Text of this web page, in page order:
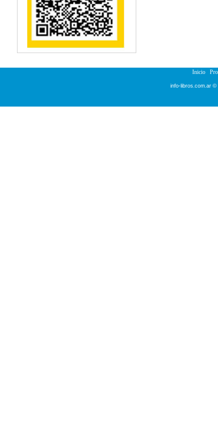
Reumatología
Salud Pública
Semiología
Terapia Ocupacional
Urología
Inicio
info-libros.com.ar